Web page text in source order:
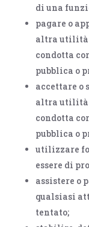
di una
pagare o
altra utilità
condotta
pubblica o
accettare o
altra utilità
condotta
pubblica o
utilizzare
essere di
assistere o
qualsiasi
tentato;